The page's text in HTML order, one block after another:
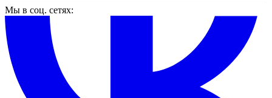
Мы в соц. сетях: